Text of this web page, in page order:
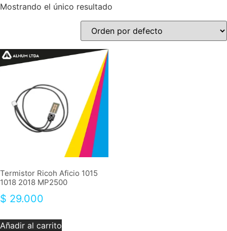
Mostrando el único resultado
Termistor Ricoh Aficio 1015
1018 2018 MP2500
$ 29.000
Añadir al carrito